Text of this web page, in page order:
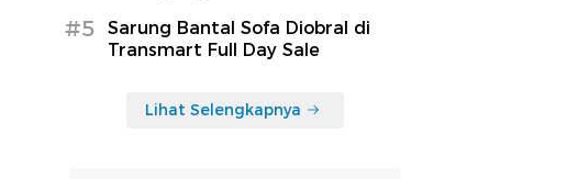
#5
Sarung Bantal Sofa Diobral di
Transmart Full Day Sale
Lihat Selengkapnya